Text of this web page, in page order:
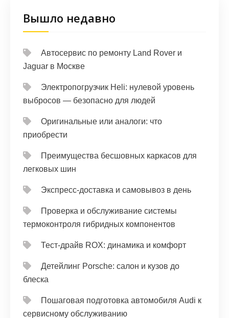
Вышло недавно
Автосервис по ремонту Land Rover и
Jaguar в Москве
Электропогрузчик Heli: нулевой уровень
выбросов — безопасно для людей
Оригинальные или аналоги: что
приобрести
Преимущества бесшовных каркасов для
легковых шин
Экспресс-доставка и самовывоз в день
Проверка и обслуживание системы
термоконтроля гибридных компонентов
Тест‑драйв ROX: динамика и комфорт
Детейлинг Porsche: салон и кузов до
блеска
Пошаговая подготовка автомобиля Audi к
сервисному обслуживанию